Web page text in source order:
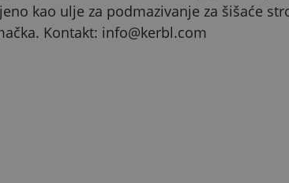
kao ulje za podmazivanje za šišaće
Kontakt: info@kerbl.com